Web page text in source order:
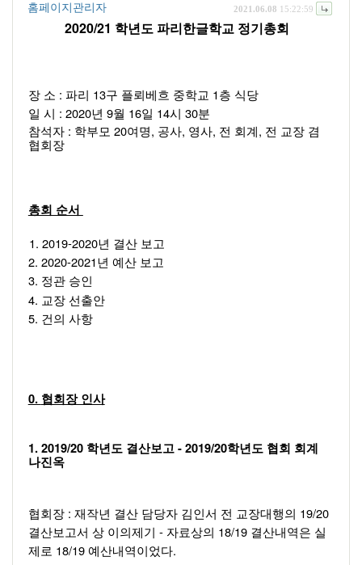
2021.06.08 15:22:59
홈페이지관리자
2020/21 학년도 파리한글학교 정기총회
장 소 : 파리 13구 플뢰베흐 중학교 1 층 식당
일 시 : 2020년 9월 16일 14시 30분
참석자 : 학부모 20여명, 공사, 영사, 전 회계 , 전 교장 겸
협회장
총회 순서
1. 2019-2020년 결산 보고
2. 2020-2021 년 예산 보고
3. 정관 승인
4. 교장 선출안
5. 건의 사항
0. 협회장 인사
1. 2019/20 학년도 결산보고 - 2019/20학년도 협회 회계
나진옥
협회장 : 재작년 결산 담당자 김인서 전 교장대행의 19/20
결산보고서 상 이의제기 - 자료상의 18/19 결산내역은 실
제로 18/19 예산내역이었다.